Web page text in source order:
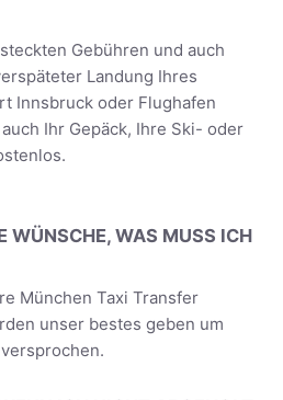
Gebühren und auch
Landung Ihres
Innsbruck oder Flughafen
Ihr Gepäck, Ihre Ski- oder
WÜNSCHE, WAS MUSS ICH
München Taxi Transfer
unser bestes geben um